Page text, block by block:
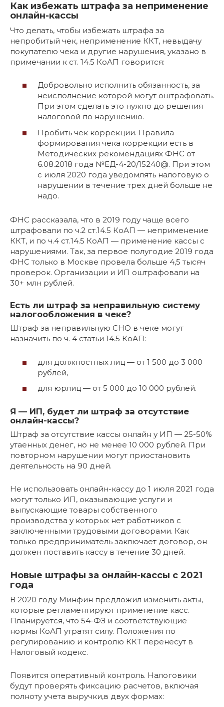
Как избежать штрафа за неприменение
онлайн-кассы
Что делать, чтобы избежать штрафа за
непробитый чек, неприменение ККТ, невыдачу
покупателю чека и другие нарушения, указано в
примечании к ст. 14.5 КоАП говорится:
Добровольно исполнить обязанность, за
неисполнение которой могут оштрафовать.
При этом сделать это нужно до решения
налоговой по нарушению.
Пробить чек коррекции. Правила
формирования чека коррекции есть в
Методических рекомендациях ФНС от
6.08.2018 года №ЕД-4-20/15240@. При этом
с июля 2020 года уведомлять налоговую о
нарушении в течение трех дней больше не
надо.
ФНС рассказала, что в 2019 году чаще всего
штрафовали по ч.2 ст.14.5 КоАП — неприменение
ККТ, и по ч.4 ст.14.5 КоАП — применение кассы с
нарушениями. Так, за первое полугодие 2019 года
ФНС только в Москве провела больше 4,5 тысяч
проверок. Организации и ИП оштрафовали на
30+ млн рублей.
Есть ли штраф за неправильную систему
налогообложения в чеке?
Штраф за неправильную СНО в чеке могут
назначить по ч. 4 статьи 14.5 КоАП:
для должностных лиц — от 1 500 до 3 000
рублей,
для юрлиц — от 5 000 до 10 000 рублей.
Я — ИП, будет ли штраф за отсутствие
онлайн-кассы?
Штраф за отсутствие кассы онлайн у ИП — 25-50%
утаенных денег, но не менее 10 000 рублей. При
повторном нарушении могут приостановить
деятельность на 90 дней.
Не использовать онлайн-кассу до 1 июля 2021 года
могут только ИП, оказывающие услуги и
выпускающие товары собственного
производства у которых нет работников с
заключенными трудовыми договорами. Как
только предприниматель заключает договор, он
должен поставить кассу в течение 30 дней.
Новые штрафы за онлайн-кассы с 2021
года
В 2020 году Минфин предложил изменить акты,
которые регламентируют применение касс.
Планируется, что 54-ФЗ и соответствующие
нормы КоАП утратят силу. Положения по
регулированию и контролю ККТ перенесут в
Налоговый кодекс.
Появится оперативный контроль. Налоговики
будут проверять фиксацию расчетов, включая
полноту учета выручки,в двух формах: